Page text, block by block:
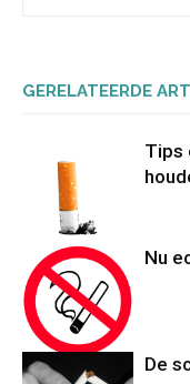
GERELATEERDE
Tips
Nu
De